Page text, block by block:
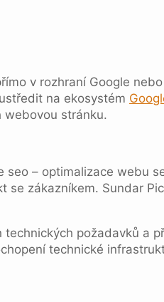
v rozhraní Google
na ekosystém
webovou stránku.
seo – optimalizace webu
se zákazníkem. Sundar
požadavků a
technické